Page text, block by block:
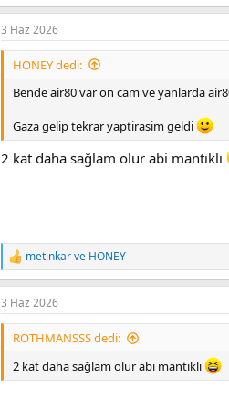
e
p
k
i
3 Haz 2026
HONEY dedi:
Bende air80 var on cam ve yanlarda
Gaza gelip tekrar yaptirasim geldi
2 kat daha sağlam olur abi mantıklı
T
e
p
k
i
:
metinkarve HONEY
3 Haz 2026
ROTHMANSSS dedi:
2 kat daha sağlam olur abi mantıklı